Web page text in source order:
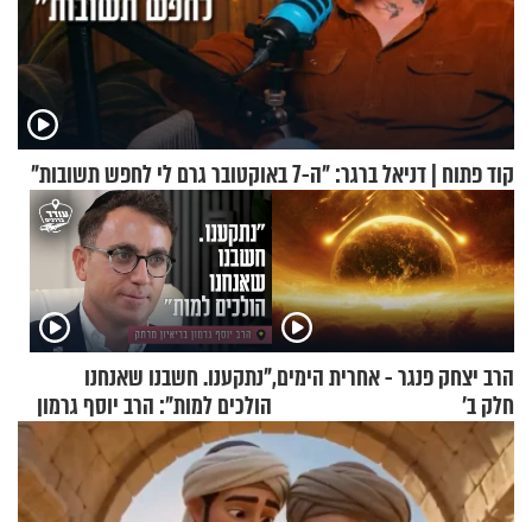
קוד פתוח | דניאל ברגר: "ה-7 באוקטובר גרם לי לחפש תשובות"
הרב יצחק פנגר - אחרית הימים,
חלק ב’
"נתקענו. חשבנו שאנחנו
הולכים למות": הרב יוסף גרמון
בריאיון מרתק